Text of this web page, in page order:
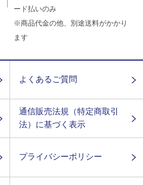
ード払いのみ
※商品代金の他、別途送料がかかり
ます
よくあるご質問
通信販売法規（特定商取引
法）に基づく表示
プライバシーポリシー